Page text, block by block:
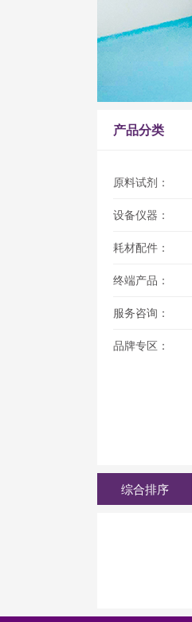
产品分类
原料试剂：
设备仪器：
耗材配件：
终端产品：
服务咨询：
品牌专区：
综合排序